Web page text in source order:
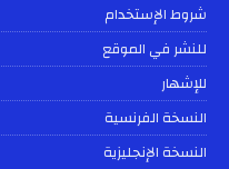
شروط الإستخدام
للنشر في الموقع
للإشهار
النسخة الفرنسية
النسخة الإنجليزية